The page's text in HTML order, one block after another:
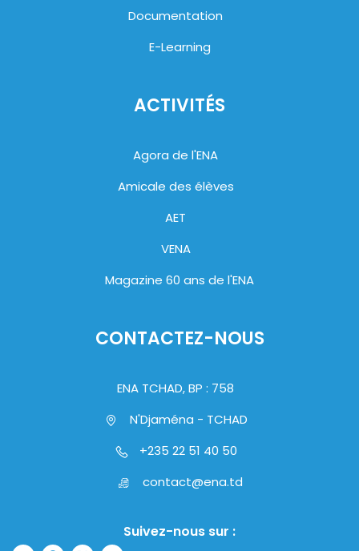
Documentation
E-Learning
ACTIVITÉS
Agora de l'ENA
Amicale des élèves
AET
VENA
Magazine 60 ans de l'ENA
CONTACTEZ-NOUS
ENA TCHAD, BP : 758
N'Djaména - TCHAD
+235 22 51 40 50
contact@ena.td
Suivez-nous sur :